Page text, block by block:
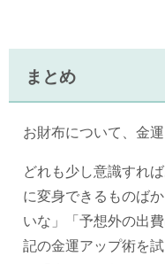
まとめ
お財布について、金
どれも少し意識すれ
に変身できるものば
いな」「予想外の出
記の金運アップ術を